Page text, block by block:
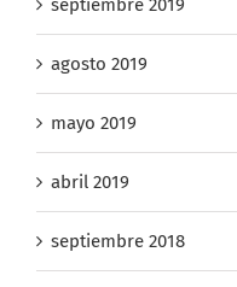
septiembre 2019
agosto 2019
mayo 2019
abril 2019
septiembre 2018